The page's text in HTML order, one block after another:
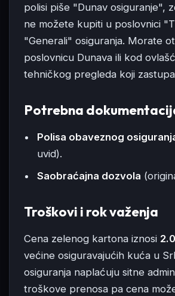
polisi piše "Dunav osiguranje",
ne možete kupiti u poslovnici
"Generali" osiguranja. Morate
poslovnicu Dunava ili kod
tehničkog pregleda koji
Potrebna
Polisa obaveznog
uvid).
Saobraćajna dozvola
Troškovi i rok važenja
Cena zelenog kartona iznosi
većine osiguravajućih kuća u
osiguranja naplaćuju sitne
troškove prenosa pa cena